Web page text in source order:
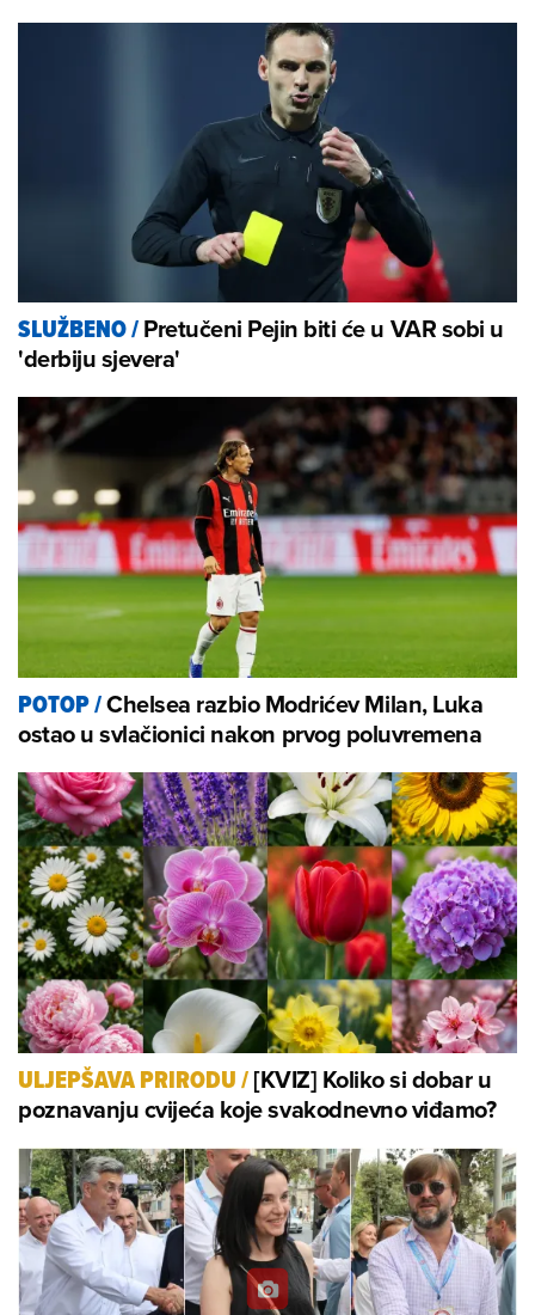
SLUŽBENO/Pretučeni Pejin biti će u VAR sobi u
'derbiju sjevera'
POTOP/Chelsea razbio Modrićev Milan, Luka
ostao u svlačionici nakon prvog poluvremena
ULJEPŠAVA PRIRODU/[KVIZ] Koliko si dobar u
poznavanju cvijeća koje svakodnevno viđamo?